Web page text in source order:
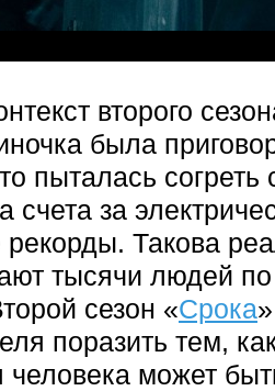
второго
была
пыталась согреть
счета за
рекорды. Такова
тысячи людей
сезон «Срока
поразить тем,
может